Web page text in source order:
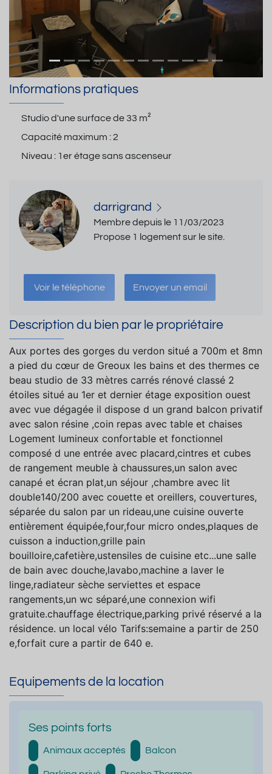
Informations pratiques
Studio d'une surface de33 m²
Capacité maximum :2
Niveau : 1er étage sans ascenseur
darrigrand
Membre depuis le 11/03/2023
Propose 1 logement sur le site.
Voir le téléphone Envoyer un email
Description du bien par le propriétaire
Aux portes des gorges du verdon situé a 700m et 8mn
a pied du cœur de Greoux les bains et des thermes ce
beau studio de 33 mètres carrés rénové classé 2
étoiles situé au 1er et dernier étage exposition ouest
avec vue dégagée il dispose d un grand balcon privatif
avec salon résine ,coin repas avec table et chaises
Logement lumineux confortable et fonctionnel
composé d une entrée avec placard,cintres et cubes
de rangement meuble à chaussures,un salon avec
canapé et écran plat,un séjour ,chambre avec lit
double140/200 avec couette et oreillers, couvertures,
séparée du salon par un rideau,une cuisine ouverte
entièrement équipée,four,four micro ondes,plaques de
cuisson a induction,grille pain
bouilloire,cafetière,ustensiles de cuisine etc...une salle
de bain avec douche,lavabo,machine a laver le
linge,radiateur sèche serviettes et espace
rangements,un wc séparé,une connexion wifi
gratuite.chauffage électrique,parking privé réservé a la
résidence. un local vélo Tarifs:semaine a partir de 250
e,forfait cure a partir de 640 e.
Equipements de la location
Ses points forts
Animaux acceptés Balcon